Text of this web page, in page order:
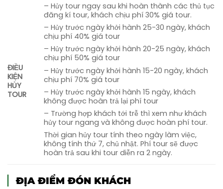
có thể nói với người nông dân để họ có
thể đờn cho bạn thỏa thích hát cùng
đam mê.
Điểm 9:Du khách sẽ đượcuống dừa
nước– Thưởng thức đặc sản xứ Nam Bộ
dừa nước đường phèn tại không gian sinh
thái rừng dừa tự nhiên.
Điểm 10:Trải nghiệm đổbánh xèosiêu to
khổng lồ với nhân bánh là đặc sản sông
Cổ Chiên và thưởng thức với đa dạng loại
rau trong vườn nhà.
chia tay người dân vô cùng thật thà và bình
ĐIỀU
KIỆN
HỦY
TOUR
– Hủy tour ngay sau khi hoàn thành các thủ tục
đăng kí tour, khách chịu phí 30% giá tour.
– Hủy trước ngày khởi hành 25-30 ngày, khách
chịu phí 40% giá tour
– Hủy trước ngày khởi hành 20-25 ngày, khách
chịu phí 50% giá tour
– Hủy trước ngày khởi hành 15-20 ngày, khách
chịu phí 70% giá tour
– Hủy trước ngày khởi hành 15 ngày, khách
không được hoàn trả lại phí tour
– Trường hợp khách tới trễ thì xem như khách
hủy tour ngang và không được hoàn phí tour.
Thời gian hủy tour tính theo ngày làm việc,
không tính thứ 7, chủ nhật. Phí tour sẽ được
hoàn trả sau khi tour diễn ra 2 ngày.
ĐỊA ĐIỂM ĐÓN KHÁCH